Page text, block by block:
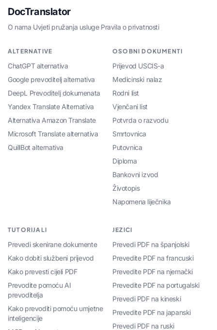
DocTranslator
O nama·Uvjeti pružanja usluge·Pravila o privatnosti
ALTERNATIVE
ChatGPT alternativa
Google prevoditelj alternativa
DeepL Prevoditelj dokumenata
Yandex Translate Alternativa
Alternativa Amazon Translate
Microsoft Translate alternativa
QuillBot alternativa
OSOBNI DOKUMENTI
Prijevod USCIS-a
Medicinski nalaz
Rodni list
Vjenčani list
Potvrda o razvodu
Smrtovnica
Putovnica
Diploma
Bankovni izvod
Životopis
Napomena liječnika
TUTORIJALI
Prevedi skenirane dokumente
Kako dobiti službeni prijevod
Kako prevesti cijeli PDF
Prevodite pomoću AI
prevoditelja
Kako prevoditi pomoću umjetne
inteligencije
JEZICI
Prevedi PDF na španjolski
Prevedite PDF na francuski
Prevedite PDF na njemački
Prevedite PDF na portugalski
Prevedi PDF na kineski
Prevedite PDF na japanski
Prevedi PDF na ruski